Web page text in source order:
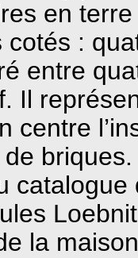
en
cotés :
entre
Il
centre
la